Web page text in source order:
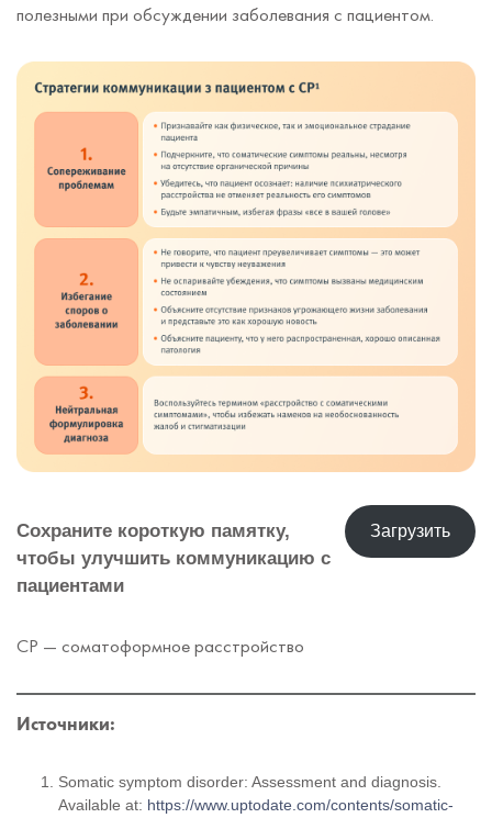
полезными при обсуждении заболевания с пациентом.
Сохраните короткую памятку,
чтобы улучшить коммуникацию с
пациентами
Загрузить
СР — соматоформное расстройство
Источники:
Somatic symptom disorder: Assessment and diagnosis.
Available at: https://www.uptodate.com/contents/somatic-